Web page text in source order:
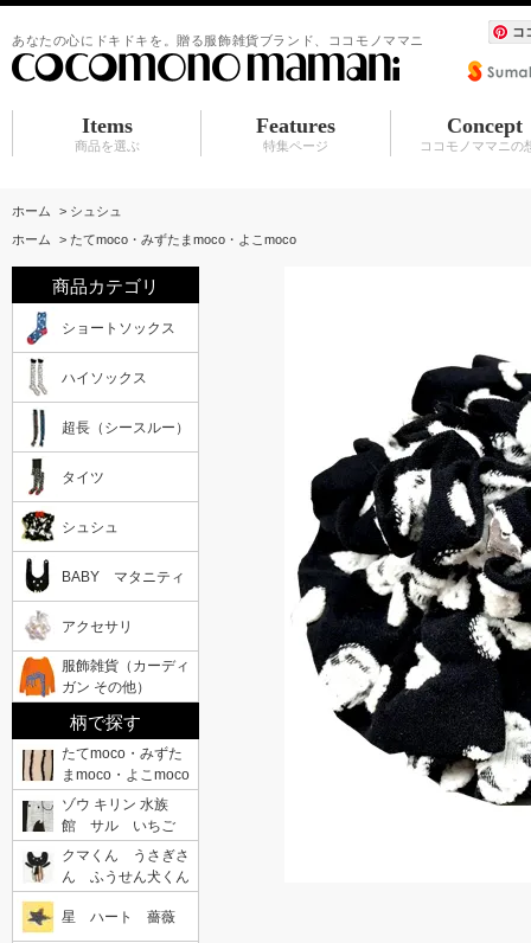
あなたの心にドキドキを。贈る服飾雑貨ブランド、ココモノママニ コ
Items
商品を選ぶ
Features
特集ページ
Concept
ココモノママニの
ホーム > シュシュ
ホーム
> たてmoco・みずたまmoco・よこmoco
商品カテゴリ
ショートソックス
ハイソックス
超長（シースルー）
タイツ
シュシュ
BABY マタニティ
アクセサリ
服飾雑貨（カーディ
ガン その他）
柄で探す
たてmoco・みずた
まmoco・よこmoco
ゾウ キリン 水族
館 サル いちご
クマくん うさぎさ
ん ふうせん犬くん
星 ハート 薔薇